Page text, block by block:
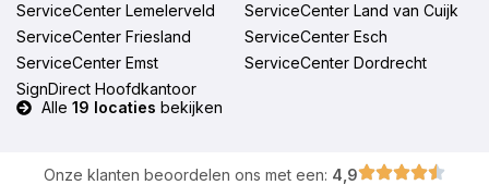
ServiceCenter Lemelerveld
ServiceCenter Land van Cuijk
ServiceCenter Friesland
ServiceCenter Esch
ServiceCenter Emst
ServiceCenter Dordrecht
SignDirect Hoofdkantoor
Alle 19 locaties bekijken
Onze klanten beoordelen ons met een: 4,9